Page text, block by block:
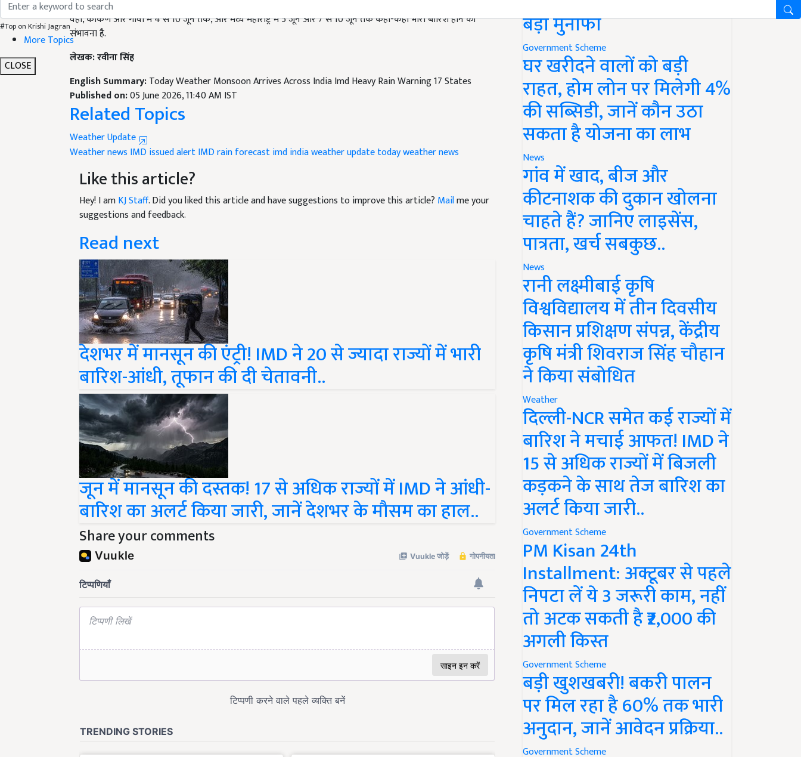
#Top on Krishi Jagran
More Topics
CLOSE
वहीं, कोंकण और गोवा में 4 से 10 जून तक, और मध्य महाराष्ट्र में 5 जून और 7 से 10 जून तक कहीं-कहीं भारी बारिश होने की
संभावना है.
लेखक: रवीना सिंह
English Summary:
Published on:05 June 2026, 11:40 AM IST
Related Topics
Weather Update
Weather newsIMD issued alert
Like this article?
Hey! I amKJ Staff. Did you liked this article and have suggestions to improve this article?
suggestions and feedback.
Read next
देशभर में मानसून की एंट्री! IMD ने 20 से ज्यादा राज्यों में भारी
बारिश-आंधी, तूफान की दी चेतावनी..
जून में मानसून की दस्तक! 17 से अधिक राज्यों में IMD ने आंधी-
बारिश का अलर्ट किया जारी, जानें देशभर के मौसम का हाल..
Share your comments
बड़ा मुनाफा
Government Scheme
घर खरीदने वालों को बड़ी
राहत, होम लोन पर मिलेगी 4%
की सब्सिडी, जानें कौन उठा
सकता है योजना का लाभ
News
गांव में खाद, बीज और
कीटनाशक की दुकान खोलना
चाहते हैं? जानिए लाइसेंस,
पात्रता, खर्च सबकुछ..
News
रानी लक्ष्मीबाई कृषि
विश्वविद्यालय में तीन दिवसीय
किसान प्रशिक्षण संपन्न, केंद्रीय
कृषि मंत्री शिवराज सिंह चौहान
ने किया संबोधित
Weather
दिल्ली-NCR समेत कई राज्यों में
बारिश ने मचाई आफत! IMD ने
15 से अधिक राज्यों में बिजली
कड़कने के साथ तेज बारिश का
अलर्ट किया जारी..
Government Scheme
PM Kisan 24th
Installment: अक्टूबर से पहले
निपटा लें ये 3 जरूरी काम, नहीं
तो अटक सकती है ₹2,000 की
अगली किस्त
Government Scheme
बड़ी खुशखबरी! बकरी पालन
पर मिल रहा है 60% तक भारी
अनुदान, जानें आवेदन प्रक्रिया..
Government Scheme